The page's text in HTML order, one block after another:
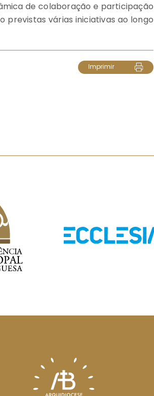
de colaboração e participação
previstas várias iniciativas ao longo
Imprimir